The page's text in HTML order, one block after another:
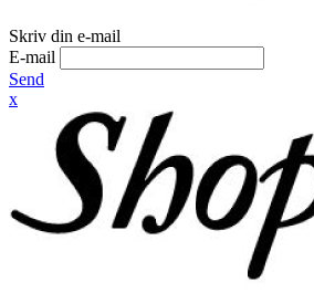
Skriv din e-mail
E-mail
Send
x